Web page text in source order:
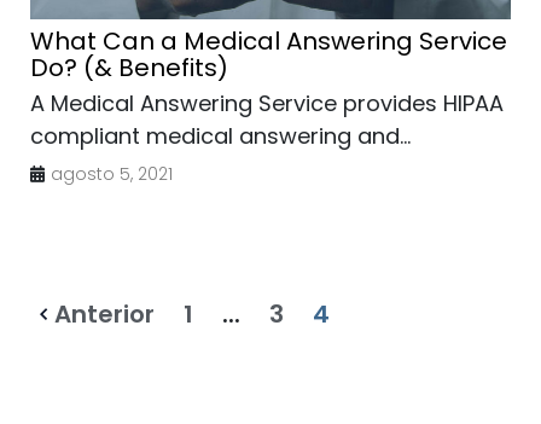
What Can a Medical Answering Service
Do? (& Benefits)
A Medical Answering Service provides HIPAA
compliant medical answering and...
agosto 5, 2021
Anterior 1 ... 3 4